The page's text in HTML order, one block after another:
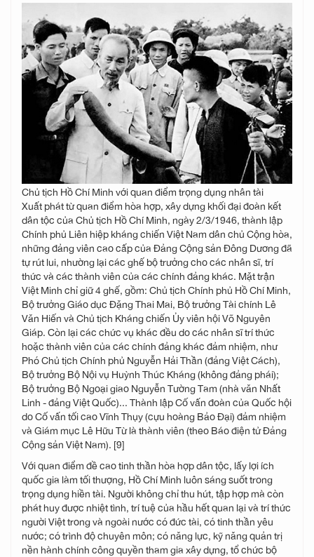
Chủ tịch Hồ Chí Minh với quan điểm trọng dụng nhân tài
Xuất phát từ quan điểm hòa hợp, xây dựng khối đại đoàn kết
dân tộc của Chủ tịch Hồ Chí Minh, ngày 2/3/1946, thành lập
Chính phủ Liên hiệp kháng chiến Việt Nam dân chủ Cộng hòa,
những đảng viên cao cấp của Đảng Cộng sản Đông Dương đã
tự rút lui, nhường lại các ghế bộ trưởng cho các nhân sĩ, trí
thức và các thành viên của các chính đảng khác. Mặt trận
Việt Minh chỉ giữ 4 ghế, gồm: Chủ tịch Chính phủ Hồ Chí Minh,
Bộ trưởng Giáo dục Đặng Thai Mai, Bộ trưởng Tài chính Lê
Văn Hiến và Chủ tịch Kháng chiến Ủy viên hội Võ Nguyên
Giáp. Còn lại các chức vụ khác đều do các nhân sĩ trí thức
hoặc thành viên của các chính đảng khác đảm nhiệm, như
Phó Chủ tịch Chính phủ Nguyễn Hải Thần (đảng Việt Cách),
Bộ trưởng Bộ Nội vụ Huỳnh Thúc Kháng (không đảng phái);
Bộ trưởng Bộ Ngoại giao Nguyễn Tường Tam (nhà văn Nhất
Linh - đảng Việt Quốc)... Thành lập Cố vấn đoàn của Quốc hội
do Cố vấn tối cao Vĩnh Thụy (cựu hoàng Bảo Đại) đảm nhiệm
và Giám mục Lê Hữu Từ là thành viên (theo Báo điện tử Đảng
Cộng sản Việt Nam). [9]
Với quan điểm đề cao tinh thần hòa hợp dân tộc, lấy lợi ích
quốc gia làm tối thượng, Hồ Chí Minh luôn sáng suốt trong
trọng dụng hiền tài. Người không chỉ thu hút, tập hợp mà còn
phát huy được nhiệt tình, trí tuệ của hầu hết quan lại và trí thức
người Việt trong và ngoài nước có đức tài, có tinh thần yêu
nước; có trình độ chuyên môn; có năng lực, kỹ năng quản trị
nền hành chính công quyền tham gia xây dựng, tổ chức bộ